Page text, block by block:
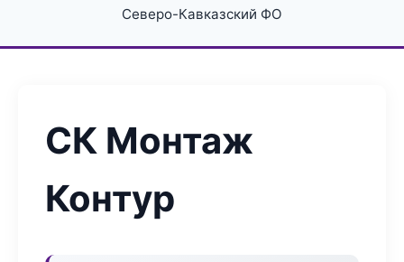
Северо-Кавказский ФО
СК Монтаж
Контур